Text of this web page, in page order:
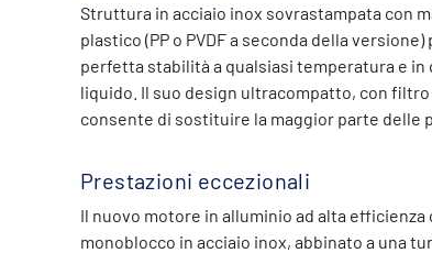
Struttura in acciaio inox sovrastampata con
plastico (PP o PVDF a seconda della versione)
perfetta stabilità a qualsiasi temperatura e in
liquido. Il suo design ultracompatto, con
consente di sostituire la maggior parte delle
Prestazioni eccezionali
Il nuovo motore in alluminio ad alta efficienza
monoblocco in acciaio inox, abbinato a una